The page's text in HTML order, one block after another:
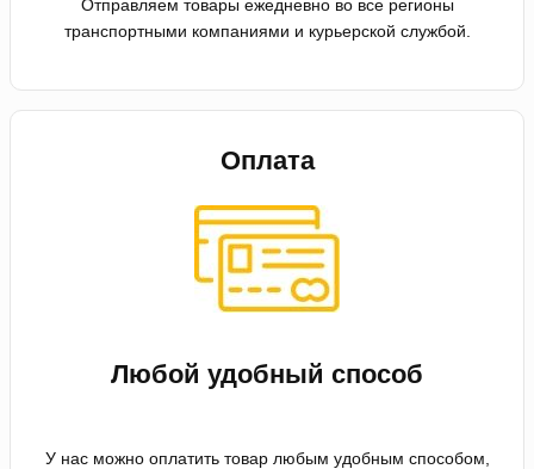
Отправляем товары ежедневно во все регионы
транспортными компаниями и курьерской службой.
Оплата
Любой удобный способ
У нас можно оплатить товар любым удобным способом,